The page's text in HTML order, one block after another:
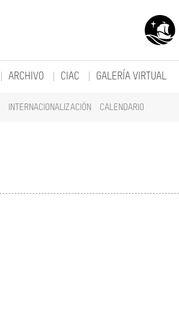
INTERNACIONALIZACIÓN CALENDARIO
ARCHIVO CIAC GALERÍA VIRTUAL